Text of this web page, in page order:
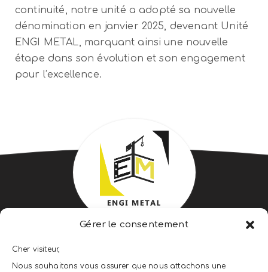
Gérer le consentement
Cher visiteur,
Nous souhaitons vous assurer que nous attachons une
continuité, notre unité a adopté sa nouvelle
dénomination en janvier 2025, devenant Unité
ENGI METAL, marquant ainsi une nouvelle
étape dans son évolution et son engagement
pour l’excellence.
ENGI METAL ENGINEERING &
CONSTRUCTION